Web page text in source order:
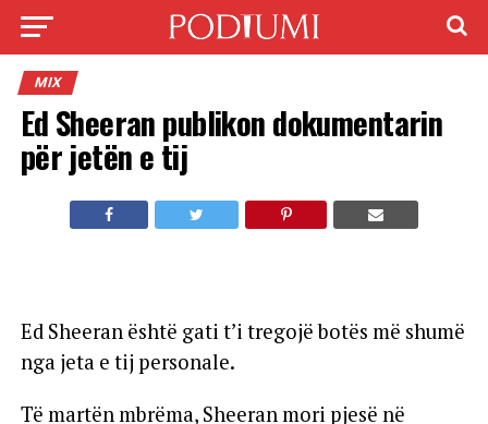
MIX
Ed Sheeran publikon dokumentarin
për jetën e tij
Ed Sheeran është gati t’i tregojë botës më shumë
nga jeta e tij personale.
Të martën mbrëma, Sheeran mori pjesë në